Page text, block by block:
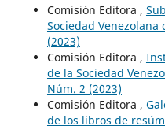
Comisión Editora ,
Sociedad
(2023)
Comisión Editora ,
de la Sociedad
Núm. 2 (2023)
Comisión Editora ,
de los libros de